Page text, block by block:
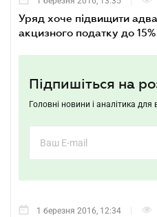
Уряд хоче підвищити
акцизного податку до 15%
Підпишіться на
Головні новини і аналітика для
1 березня 2016, 12:34